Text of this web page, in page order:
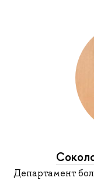
Департамент